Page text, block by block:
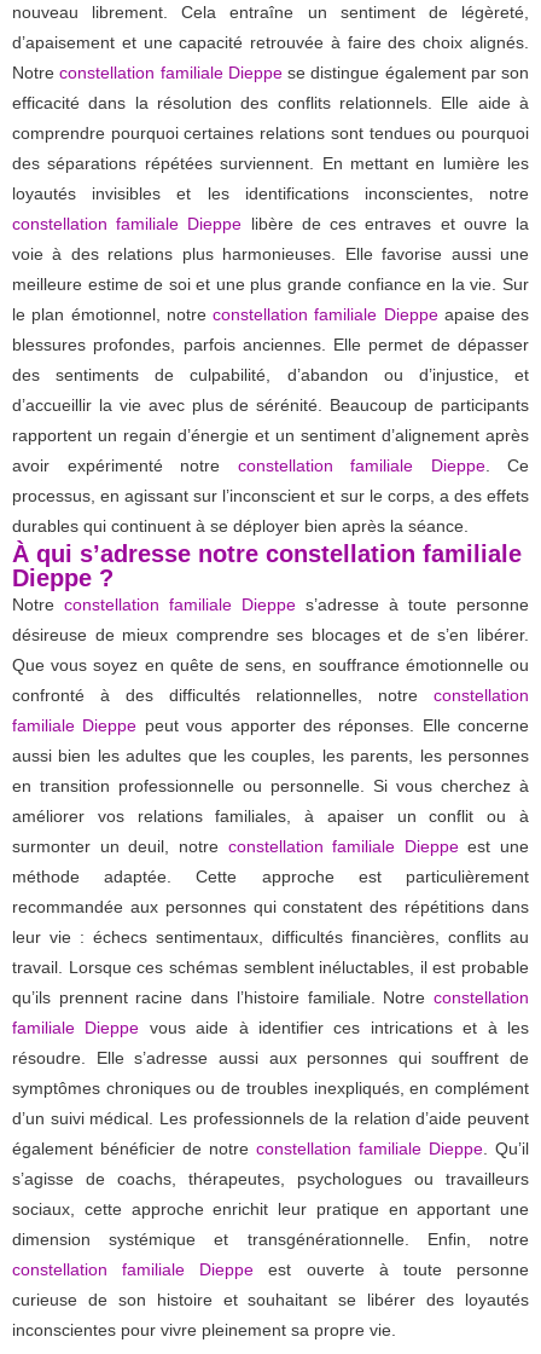
nouveau librement. Cela entraîne un sentiment de légèreté,
d’apaisement et une capacité retrouvée à faire des choix alignés.
Notreconstellation familiale Dieppese distingue également par son
efficacité dans la résolution des conflits relationnels. Elle aide à
comprendre pourquoi certaines relations sont tendues ou pourquoi
des séparations répétées surviennent. En mettant en lumière les
loyautés invisibles et les identifications inconscientes, notre
constellation familiale Dieppe libère de ces entraves et ouvre la
voie à des relations plus harmonieuses. Elle favorise aussi une
meilleure estime de soi et une plus grande confiance en la vie. Sur
le plan émotionnel, notre constellation familiale Dieppeapaise des
blessures profondes, parfois anciennes. Elle permet de dépasser
des sentiments de culpabilité, d’abandon ou d’injustice, et
d’accueillir la vie avec plus de sérénité. Beaucoup de participants
rapportent un regain d’énergie et un sentiment d’alignement après
avoir expérimenté notre constellation familiale Dieppe. Ce
processus, en agissant sur l’inconscient et sur le corps, a des effets
durables qui continuent à se déployer bien après la séance.
À qui s’adresse notre constellation familiale
Dieppe ?
Notre constellation familiale Dieppe s’adresse à toute personne
désireuse de mieux comprendre ses blocages et de s’en libérer.
Que vous soyez en quête de sens, en souffrance émotionnelle ou
confronté à des difficultés relationnelles, notre constellation
familiale Dieppe peut vous apporter des réponses. Elle concerne
aussi bien les adultes que les couples, les parents, les personnes
en transition professionnelle ou personnelle. Si vous cherchez à
améliorer vos relations familiales, à apaiser un conflit ou à
surmonter un deuil, notre constellation familiale Dieppeest une
méthode adaptée. Cette approche est particulièrement
recommandée aux personnes qui constatent des répétitions dans
leur vie : échecs sentimentaux, difficultés financières, conflits au
travail. Lorsque ces schémas semblent inéluctables, il est probable
qu’ils prennent racine dans l’histoire familiale. Notre constellation
familiale Dieppe vous aide à identifier ces intrications et à les
résoudre. Elle s’adresse aussi aux personnes qui souffrent de
symptômes chroniques ou de troubles inexpliqués, en complément
d’un suivi médical. Les professionnels de la relation d’aide peuvent
également bénéficier de notre constellation familiale Dieppe . Qu’il
s’agisse de coachs, thérapeutes, psychologues ou travailleurs
sociaux, cette approche enrichit leur pratique en apportant une
dimension systémique et transgénérationnelle. Enfin, notre
constellation familiale Dieppe est ouverte à toute personne
curieuse de son histoire et souhaitant se libérer des loyautés
inconscientes pour vivre pleinement sa propre vie.